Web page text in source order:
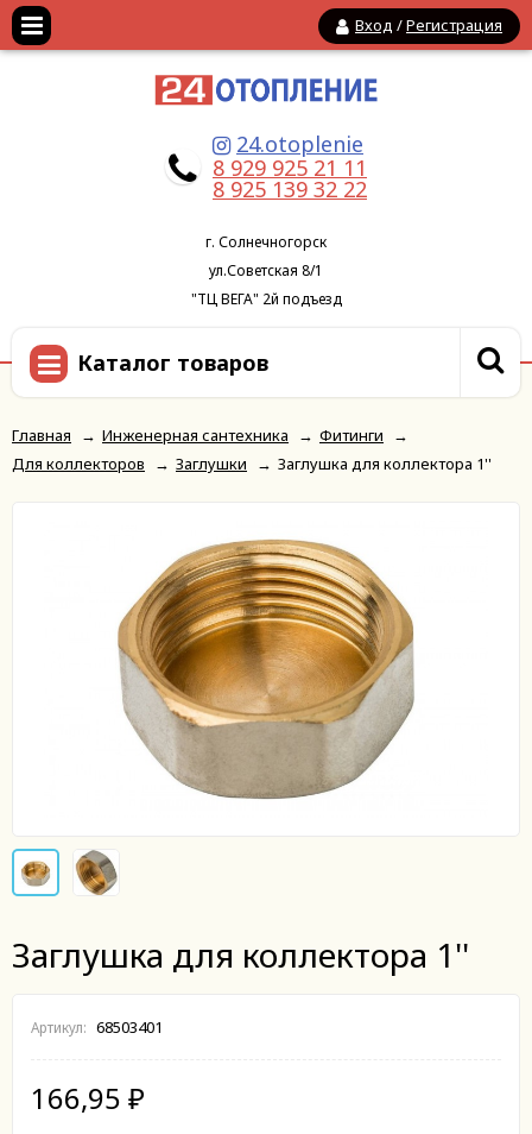
Вход /Регистрация
24.otoplenie
8 929 925 21 11
8 925 139 32 22
г. Солнечногорск
ул.Советская 8/1
"ТЦ ВЕГА" 2й подъезд
Каталог товаров
Главная → Инженерная сантехника → Фитинги
→
Для коллекторов
→ Заглушки → Заглушка для коллектора 1''
Заглушка для коллектора 1''
Артикул: 68503401
166,95 ₽